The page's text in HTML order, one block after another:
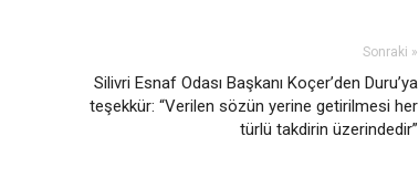
Sonraki »
Silivri Esnaf Odası Başkanı Koçer’den Duru’ya
teşekkür: “Verilen sözün yerine getirilmesi her
türlü takdirin üzerindedir”